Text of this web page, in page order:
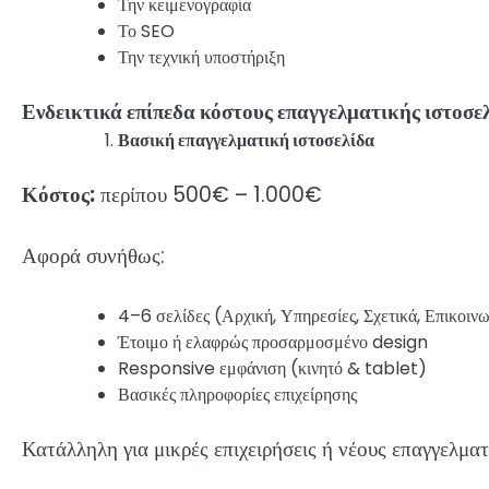
Το SEO
Την τεχνική υποστήριξη
Ενδεικτικά επίπεδα κόστους επαγγελματικής
Βασική επαγγελματική ιστοσελίδα
Κόστος:περίπου 500€ – 1.000€
Αφορά συνήθως:
4–6 σελίδες (Αρχική, Υπηρεσίες, Σχετικά,
Έτοιμο ή ελαφρώς προσαρμοσμένο design
Responsive εμφάνιση (κινητό & tablet)
Βασικές πληροφορίες επιχείρησης
Κατάλληλη για μικρές επιχειρήσεις ή νέους